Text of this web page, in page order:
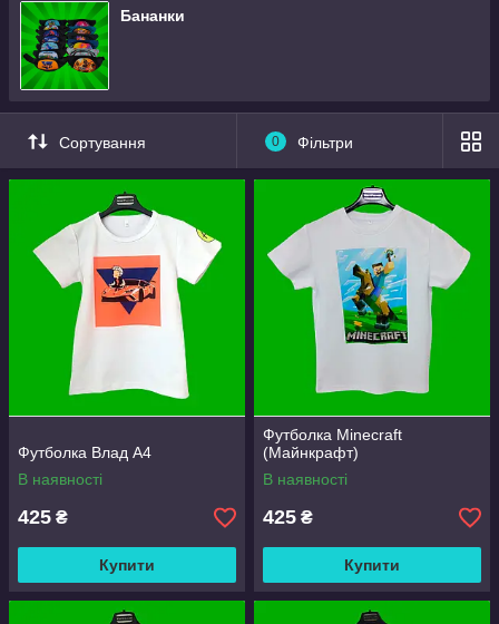
Бананки
Сортування 0 Фільтри
Футболка Влад А4
В наявності
425 ₴
Купити
Футболка Minecraft
(Майнкрафт)
В наявності
425 ₴
Купити